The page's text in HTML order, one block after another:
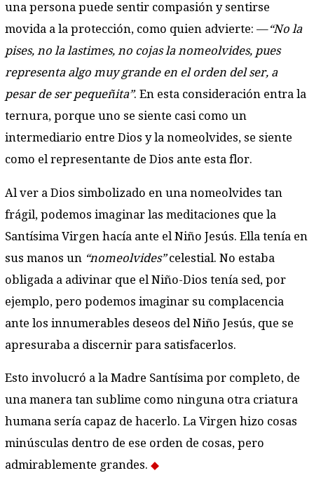
una persona puede sentir compasión y sentirse
movida a la protección, como quien advierte: —“No la
pises, no la lastimes, no cojas la nomeolvides, pues
representa algo muy grande en el orden del ser, a
pesar de ser pequeñita”. En esta consideración entra la
ternura, porque uno se siente casi como un
intermediario entre Dios y la nomeolvides, se siente
como el representante de Dios ante esta flor.
Al ver a Dios simbolizado en una nomeolvides tan
frágil, podemos imaginar las meditaciones que la
Santísima Virgen hacía ante el Niño Jesús. Ella tenía en
sus manos un “nomeolvides”celestial. No estaba
obligada a adivinar que el Niño-Dios tenía sed, por
ejemplo, pero podemos imaginar su complacencia
ante los innumerables deseos del Niño Jesús, que se
apresuraba a discernir para satisfacerlos.
Esto involucró a la Madre Santísima por completo, de
una manera tan sublime como ninguna otra criatura
humana sería capaz de hacerlo. La Virgen hizo cosas
minúsculas dentro de ese orden de cosas, pero
admirablemente grandes.